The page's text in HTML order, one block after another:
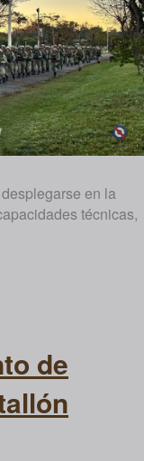
en la
técnicas,
de